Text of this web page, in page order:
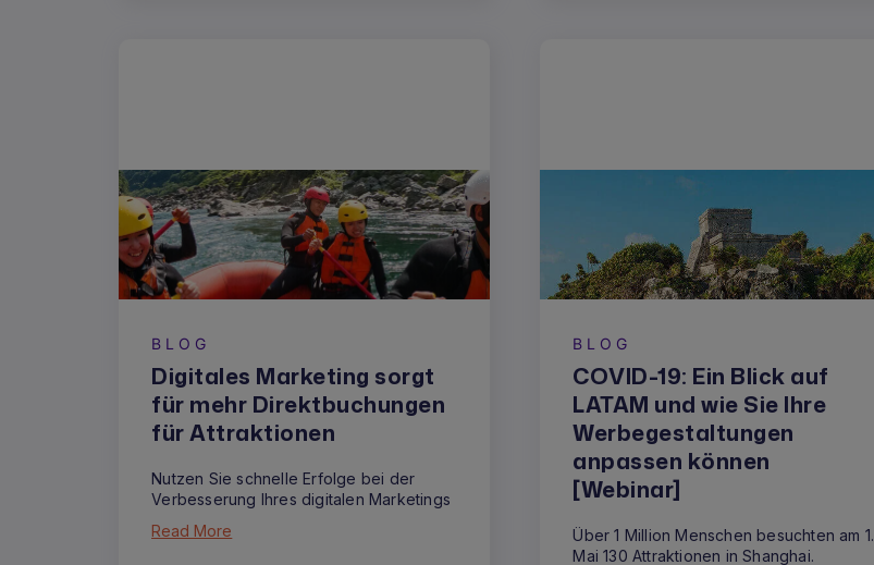
BLOG
Digitales Marketing sorgt
für mehr Direktbuchungen
für Attraktionen
Nutzen Sie schnelle Erfolge bei der
Verbesserung Ihres digitalen Marketings
Read More
BLOG
COVID-19: Ein Blick auf
LATAM und wie Sie Ihre
Werbegestaltungen
anpassen können
[Webinar]
Über 1 Million Menschen besuchten am 1.
Mai 130 Attraktionen in Shanghai.